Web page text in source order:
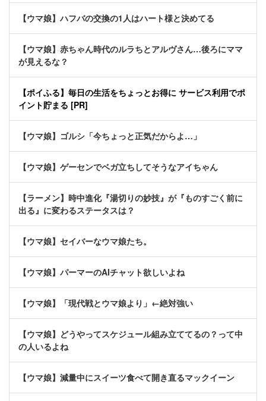
【ウマ娘】ハフバの交換の1人はハート様と決めてる
【ウマ娘】赤ちゃん時代のルラちとアルヴさん…後ろにママ
が見えるな？
【ポイふる】毎日の生活をちょっとお得に サービス利用でポ
イント貯まる [PR]
【ウマ娘】ゴルシ「今ちょっと正気だからよ…」
【ウマ娘】ゲーセンでベガ立ちしてそうなアイちゃん
【ラーメン】時中進化『湯切りの妙技』が『ものすごく前に
出る』に変わるステータスは？
【ウマ娘】セイバーなウマ娘たち。
【ウマ娘】パーマーのAIチャット欲しいよね
【ウマ娘】「現代戦とウマ娘より」←絶対強い
【ウマ娘】どうやってスケジュール組み立ててるの？って中
の人いるよね
【ウマ娘】減量中にスイーツ食べて開き直るマックイーン